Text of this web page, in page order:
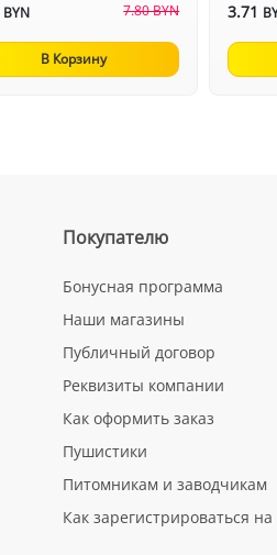
BYN 7.80 BYN
В Корзину
3.71
Покупателю
Бонусная программа
Наши магазины
Публичный договор
Реквизиты компании
Как оформить заказ
Пушистики
Питомникам и заводчикам
Как зарегистрироваться на